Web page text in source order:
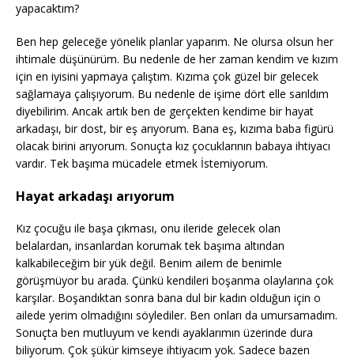
yapacaktım?
Ben hep geleceğe yönelik planlar yaparım. Ne olursa olsun her
ihtimale düşünürüm. Bu nedenle de her zaman kendim ve kızım
için en iyisini yapmaya çalıştım. Kızıma çok güzel bir gelecek
sağlamaya çalışıyorum. Bu nedenle de işime dört elle sarıldım
diyebilirim. Ancak artık ben de gerçekten kendime bir hayat
arkadaşı, bir dost, bir eş arıyorum. Bana eş, kızıma baba figürü
olacak birini arıyorum. Sonuçta kız çocuklarının babaya ihtiyacı
vardır. Tek başıma mücadele etmek İstemiyorum.
Hayat arkadaşı arıyorum
Kız çocuğu ile başa çıkması, onu ileride gelecek olan
belalardan, insanlardan korumak tek başıma altından
kalkabileceğim bir yük değil. Benim ailem de benimle
görüşmüyor bu arada. Çünkü kendileri boşanma olaylarına çok
karşılar. Boşandıktan sonra bana dul bir kadın olduğun için o
ailede yerim olmadığını söylediler. Ben onları da umursamadım.
Sonuçta ben mutluyum ve kendi ayaklarımın üzerinde dura
biliyorum. Çok şükür kimseye ihtiyacım yok. Sadece bazen